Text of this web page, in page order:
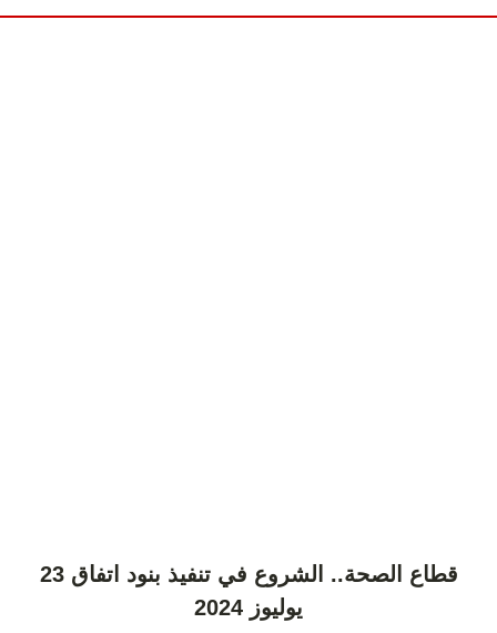
قطاع الصحة.. الشروع في تنفيذ بنود اتفاق 23
يوليوز 2024